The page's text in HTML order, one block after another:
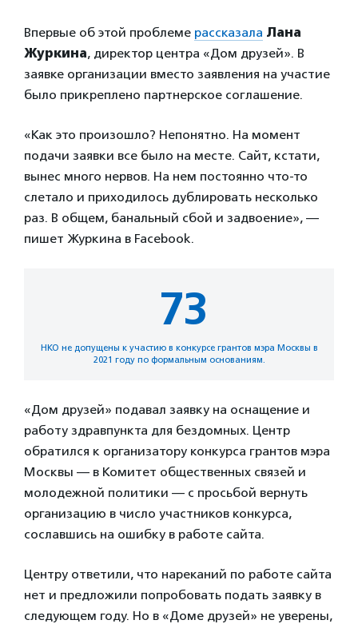
Впервые об этой проблеме рассказала Лана
Журкина, директор центра «Дом друзей». В
заявке организации вместо заявления на участие
было прикреплено партнерское соглашение.
«Как это произошло? Непонятно. На момент
подачи заявки все было на месте. Сайт, кстати,
вынес много нервов. На нем постоянно что-то
слетало и приходилось дублировать несколько
раз. В общем, банальный сбой и задвоение», —
пишет Журкина в Facebook.
73
НКО не допущены к участию в конкурсе грантов мэра Москвы в
2021 году по формальным основаниям.
«Дом друзей» подавал заявку на оснащение и
работу здравпункта для бездомных. Центр
обратился к организатору конкурса грантов мэра
Москвы — в Комитет общественных связей и
молодежной политики — с просьбой вернуть
организацию в число участников конкурса,
сославшись на ошибку в работе сайта.
Центру ответили, что нареканий по работе сайта
нет и предложили попробовать подать заявку в
следующем году. Но в «Доме друзей» не уверены,